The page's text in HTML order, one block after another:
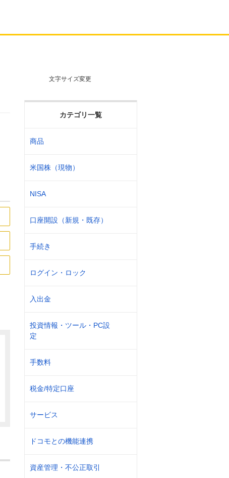
文字サイズ変更
カテゴリ一覧
商品
米国株（現物）
NISA
口座開設（新規・既存）
手続き
ログイン・ロック
入出金
投資情報・ツール・PC設
定
手数料
税金/特定口座
サービス
ドコモとの機能連携
資産管理・不公正取引